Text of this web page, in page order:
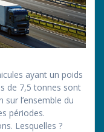
ayant un poids
de 7,5 tonnes sont
l’ensemble du
périodes.
Lesquelles ?